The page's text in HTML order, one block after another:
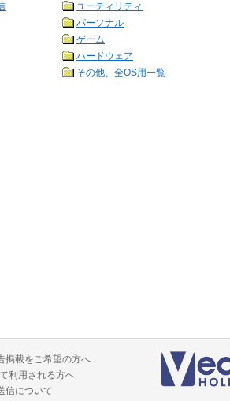
ユーティリティ
パーソナル
ゲーム
ハードウェア
その他、全OS用一覧
掲載をご希望の方へ
利用される方へ
信について